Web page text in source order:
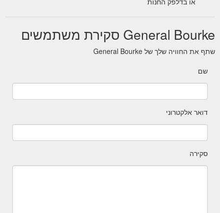
General Bourke סקירת משתמשים
שתף את החוויה שלך של General Bourke
שם
דואר אלקטרוני
סקירה